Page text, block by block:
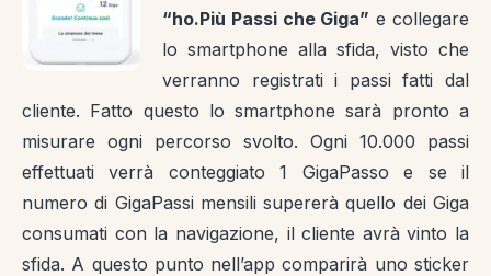
“ho.Più Passi che Giga” e collegare
lo smartphone alla sfida, visto che
verranno registrati i passi fatti dal
cliente. Fatto questo lo smartphone sarà pronto a
misurare ogni percorso svolto. Ogni 10.000 passi
effettuati verrà conteggiato 1 GigaPasso e se il
numero di GigaPassi mensili supererà quello dei Giga
consumati con la navigazione, il cliente avrà vinto la
sfida. A questo punto nell’app comparirà uno sticker